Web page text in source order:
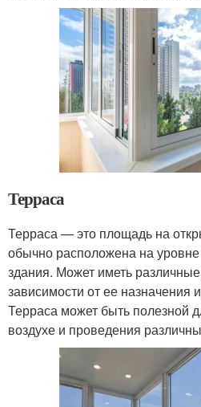
Терраса
Терраса — это площадь на
обычно расположена на
здания. Может иметь
зависимости от ее назначения
Терраса может быть полезной
воздухе и проведения